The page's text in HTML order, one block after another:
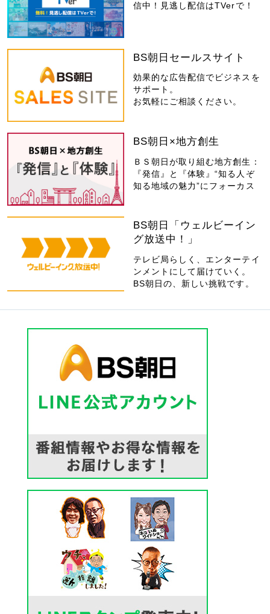
信中！見逃し配信はTVerで！
BS朝日セールスサイト
効果的な広告配信でビジネスを
サポート。
お気軽にご相談ください。
BS朝日×地方創生
ＢＳ朝日が取り組む地方創生：
『発信』と『体験』“知る人ぞ
知る地域の魅力”にフォーカス
BS朝日「ウェルビーイン
グ放送中！」
テレビ局らしく、エンターテイ
ンメントにして届けていく。
BS朝日の、新しい挑戦です。